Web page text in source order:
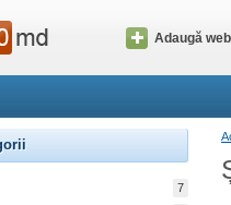
Adaugă
7